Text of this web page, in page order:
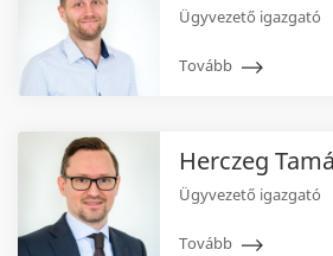
Ügyvezető igazgató
Tovább
Herczeg
Ügyvezető igazgató
Tovább